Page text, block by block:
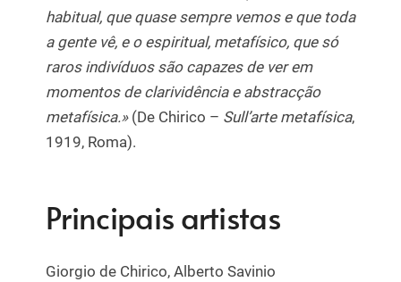
habitual, que quase sempre vemos e que toda
a gente vê, e o espiritual, metafísico, que só
raros indivíduos são capazes de ver em
momentos de clarividência e abstracção
metafísica.» (De Chirico – Sull’arte metafísica,
1919, Roma).
Principais artistas
Giorgio de Chirico, Alberto Savinio